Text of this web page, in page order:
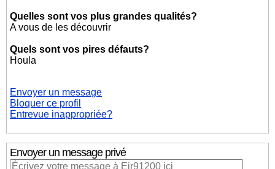
Quelles sont vos plus grandes qualités?
A vous de les découvrir
Quels sont vos pires défauts?
Houla
Envoyer un message
Bloquer ce profil
Entrevue inappropriée?
Envoyer un message privé